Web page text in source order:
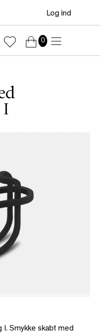
Log ind
0
I
I. Smykke skabt med